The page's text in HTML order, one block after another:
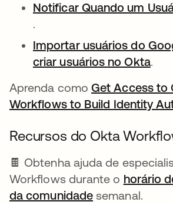
Notificar Quando um
abre em uma nova guia
.
Importar usuários do
criar usuários no Okta.
Aprenda comoGet Access to
Workflows to Build Identity
Recursos do Okta
🍫 Obtenha ajuda de
Workflows durante o horário
da comunidade abre em uma
semanal.